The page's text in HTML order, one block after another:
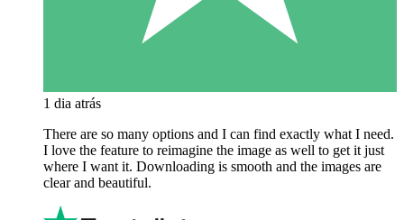
1 dia atrás
There are so many options and I can find exactly what I need.
I love the feature to reimagine the image as well to get it just
where I want it. Downloading is smooth and the images are
clear and beautiful.